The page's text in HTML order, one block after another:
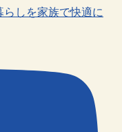
しを家族で快適に